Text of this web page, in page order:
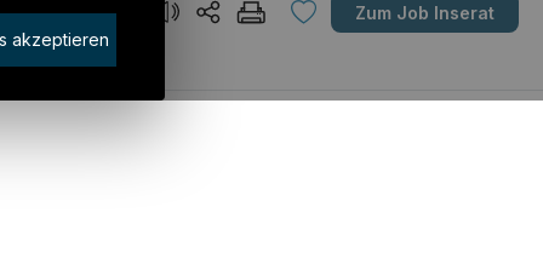
Zum Job Inserat
akzeptieren
finden